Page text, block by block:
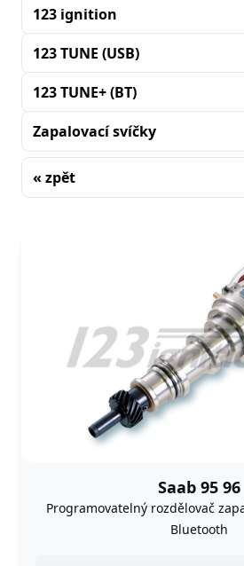
123 ignition
123 TUNE (USB)
123 TUNE+ (BT)
Zapalovací svíčky
« zpět
Saab 95 96
Programovatelný rozdělovač
Bluetooth